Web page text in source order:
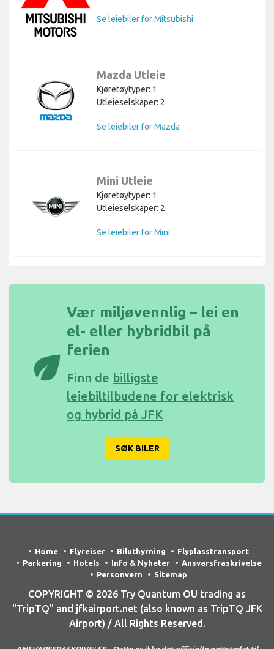
Se leiebiler for Mitsubishi
Mazda Utleie
Kjøretøytyper: 1
Utleieselskaper: 2
Se leiebiler for Mazda
Mini Utleie
Kjøretøytyper: 1
Utleieselskaper: 2
Se leiebiler for Mini
eco
Vær miljøvennlig – lei en
el- eller hybridbil på
ferien
Finn de billigste
leiebiltilbudene for elektrisk
og hybrid på JFK
SØK BILER
Home Flyreiser Biluthyrning
Flyplasstransport
Parkering
Hotels Info & Nyheter
Ansvarsfraskrivelse
Personvern
Sitemap
COPYRIGHT © 2026 Try Quantum OU trading as
"TripTQ" and jfkairport.net (also known as TripTQ JFK
Airport) / All Rights Reserved.